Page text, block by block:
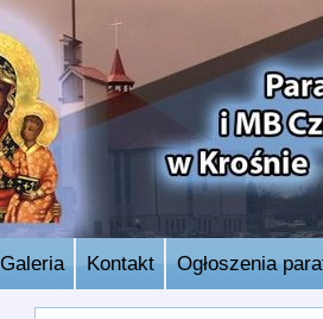
Galeria Kontakt Ogłoszenia